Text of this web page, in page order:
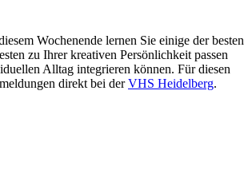
Wochenende lernen Sie einige der besten
zu Ihrer kreativen Persönlichkeit passen
Alltag integrieren können. Für diesen
direkt bei derVHS Heidelberg.